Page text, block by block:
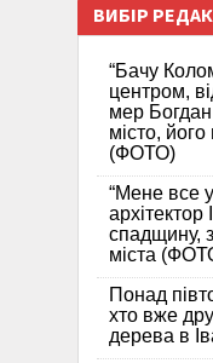
ВИБІР
“Бачу
центром,
мер
місто,
(ФОТО)
“Мене все
спадщину,
міста
Понад
хто вже
дерева в